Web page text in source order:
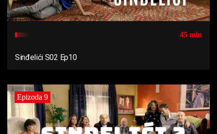
45 min
Sinđelići S02 Ep10
Epizoda 9